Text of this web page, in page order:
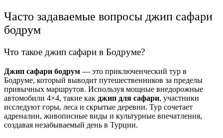
Часто задаваемые вопросы джип сафари
бодрум
Что такое джип сафари в Бодруме?
Джип сафари бодрум — это приключенческий тур в
Бодруме, который выводит путешественников за пределы
привычных маршрутов. Используя мощные внедорожные
автомобили 4×4, такие как джип для сафари, участники
исследуют горы, леса и скрытые деревни. Тур сочетает
адреналин, живописные виды и культурные впечатления,
создавая незабываемый день в Турции.